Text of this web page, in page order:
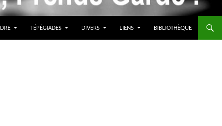
TÉPÉGIADES DIVERS LIENS BIBLIOTHÈQUE